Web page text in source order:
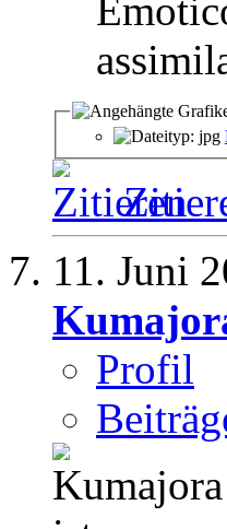
11. Juni
Profil